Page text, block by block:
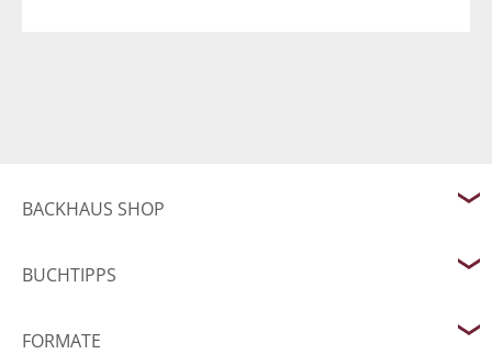
BACKHAUS SHOP
BUCHTIPPS
FORMATE